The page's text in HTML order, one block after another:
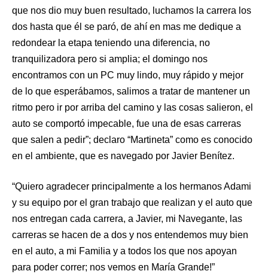
que nos dio muy buen resultado, luchamos la carrera los
dos hasta que él se paró, de ahí en mas me dedique a
redondear la etapa teniendo una diferencia, no
tranquilizadora pero si amplia; el domingo nos
encontramos con un PC muy lindo, muy rápido y mejor
de lo que esperábamos, salimos a tratar de mantener un
ritmo pero ir por arriba del camino y las cosas salieron, el
auto se comportó impecable, fue una de esas carreras
que salen a pedir”; declaro “Martineta” como es conocido
en el ambiente, que es navegado por Javier Benítez.
“Quiero agradecer principalmente a los hermanos Adami
y su equipo por el gran trabajo que realizan y el auto que
nos entregan cada carrera, a Javier, mi Navegante, las
carreras se hacen de a dos y nos entendemos muy bien
en el auto, a mi Familia y a todos los que nos apoyan
para poder correr; nos vemos en María Grande!”